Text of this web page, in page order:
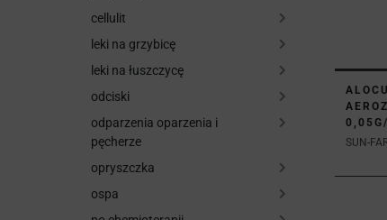
cellulit
leki na grzybicę
leki na łuszczycę
odciski
odparzenia oparzenia i
pęcherze
opryszczka
ospa
SUN-